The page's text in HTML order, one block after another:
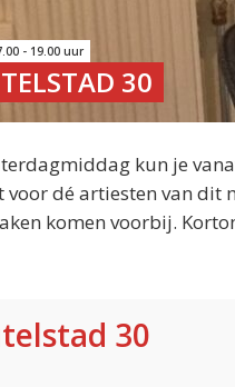
- 19.00 uur
30
kun je
voor dé artiesten van dit
komen voorbij.
30